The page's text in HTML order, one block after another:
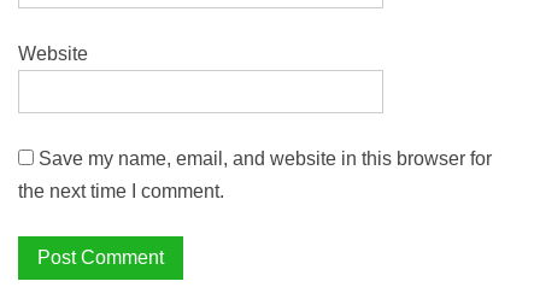
Website
Save my name, email, and website in this browser for
the next time I comment.